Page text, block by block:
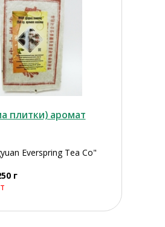
плитки) аромат
Everspring Tea Co"
г